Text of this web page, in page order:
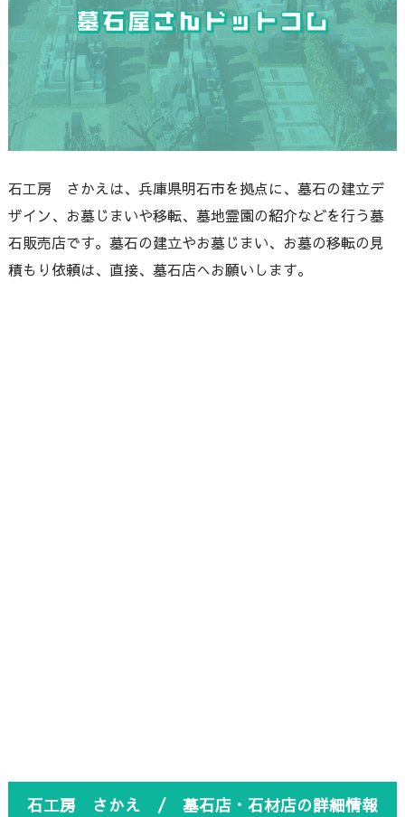
石工房 さかえは、兵庫県明石市を拠点に、墓石の建立デ
ザイン、お墓じまいや移転、墓地霊園の紹介などを行う墓
石販売店です。墓石の建立やお墓じまい、お墓の移転の見
積もり依頼は、直接、墓石店へお願いします。
石工房 さかえ / 墓石店・石材店の詳細情報